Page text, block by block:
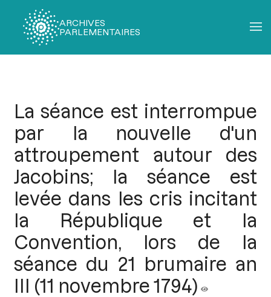
ARCHIVES
PARLEMENTAIRES
La séance est interrompue
par la nouvelle d'un
attroupement autour des
Jacobins; la séance est
levée dans les cris incitant
la République et la
Convention, lors de la
séance du 21 brumaire an
III (11 novembre 1794)